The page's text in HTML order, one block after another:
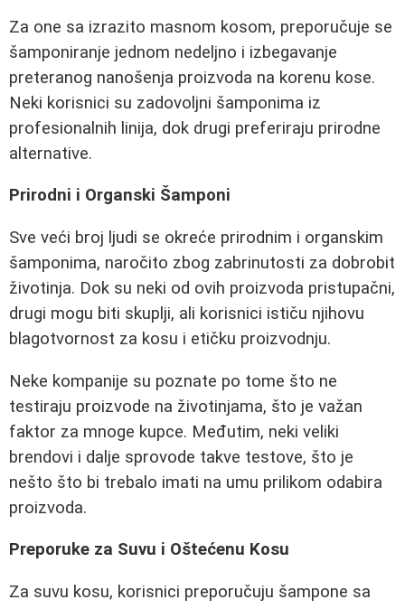
Za one sa izrazito masnom kosom, preporučuje se
šamponiranje jednom nedeljno i izbegavanje
preteranog nanošenja proizvoda na korenu kose.
Neki korisnici su zadovoljni šamponima iz
profesionalnih linija, dok drugi preferiraju prirodne
alternative.
Prirodni i Organski Šamponi
Sve veći broj ljudi se okreće prirodnim i organskim
šamponima, naročito zbog zabrinutosti za dobrobit
životinja. Dok su neki od ovih proizvoda pristupačni,
drugi mogu biti skuplji, ali korisnici ističu njihovu
blagotvornost za kosu i etičku proizvodnju.
Neke kompanije su poznate po tome što ne
testiraju proizvode na životinjama, što je važan
faktor za mnoge kupce. Međutim, neki veliki
brendovi i dalje sprovode takve testove, što je
nešto što bi trebalo imati na umu prilikom odabira
proizvoda.
Preporuke za Suvu i Oštećenu Kosu
Za suvu kosu, korisnici preporučuju šampone sa